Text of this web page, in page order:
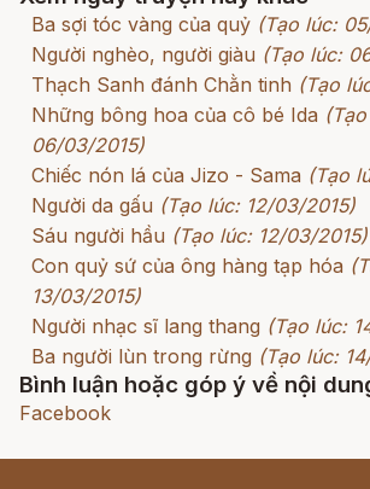
Ba sợi tóc vàng của quỷ (Tạo lúc:
Người nghèo, người giàu (Tạo lúc:
Thạch Sanh đánh Chằn tinh (Tạo
Những bông hoa của cô bé Ida
06/03/2015)
Chiếc nón lá của Jizo - Sama (Tạo
Người da gấu (Tạo lúc: 12/03/2015)
Sáu người hầu (Tạo lúc: 12/03/2015)
Con quỷ sứ của ông hàng tạp hóa
13/03/2015)
Người nhạc sĩ lang thang (Tạo lúc:
Ba người lùn trong rừng (Tạo lúc:
Bình luận hoặc góp ý về nội
Facebook